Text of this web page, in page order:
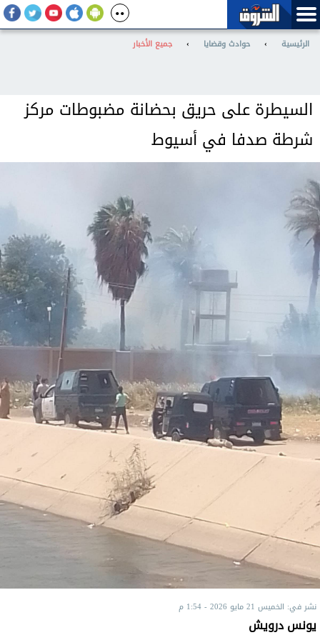
الرئيسية › حوادث وقضايا › جميع الأخبار
السيطرة على حريق بحضانة مضبوطات مركز
شرطة صدفا في أسيوط
نشر في: الخميس 21 مايو 2026 - 1:54 م
يونس درويش